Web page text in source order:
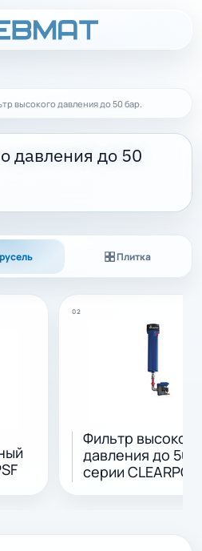
высокого давления до 50 бар.
давления до 50
Плитка
02
Фильтр высокого
давления до 50
серии